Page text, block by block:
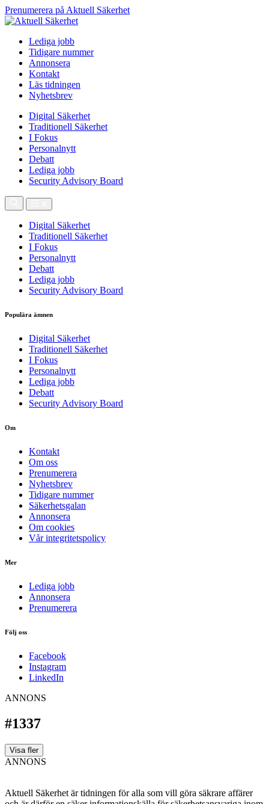
Prenumerera på Aktuell Säkerhet
Lediga jobb
Tidigare nummer
Annonsera
Kontakt
Läs tidningen
Nyhetsbrev
Digital Säkerhet
Traditionell Säkerhet
I Fokus
Personalnytt
Debatt
Lediga jobb
Security Advisory Board
Digital Säkerhet
Traditionell Säkerhet
I Fokus
Personalnytt
Debatt
Lediga jobb
Security Advisory Board
Populära ämnen
Digital Säkerhet
Traditionell Säkerhet
I Fokus
Personalnytt
Lediga jobb
Debatt
Security Advisory Board
Om
Kontakt
Om oss
Prenumerera
Nyhetsbrev
Tidigare nummer
Säkerhetsgalan
Annonsera
Om cookies
Vår integritetspolicy
Mer
Lediga jobb
Annonsera
Prenumerera
Följ oss
Facebook
Instagram
LinkedIn
ANNONS
#1337
Visa fler
ANNONS
Aktuell Säkerhet är tidningen för alla som vill göra säkrare affärer